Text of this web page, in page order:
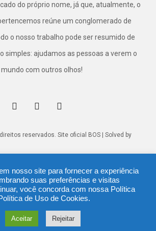
do próprio nome, já que, atualmente, o
reúne um conglomerado de
o nosso trabalho pode ser resumido de
simples: ajudamos as pessoas a verem o
mundo com outros olhos!
reservados. Site oficial BOS | Solved by
nosso site para fornecer a experiência
suas preferências e visitas
você concorda com nossa Política
de Uso de Cookies.
Aceitar Rejeitar